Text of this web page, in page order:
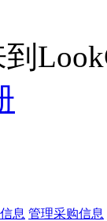
息 管理采购信息